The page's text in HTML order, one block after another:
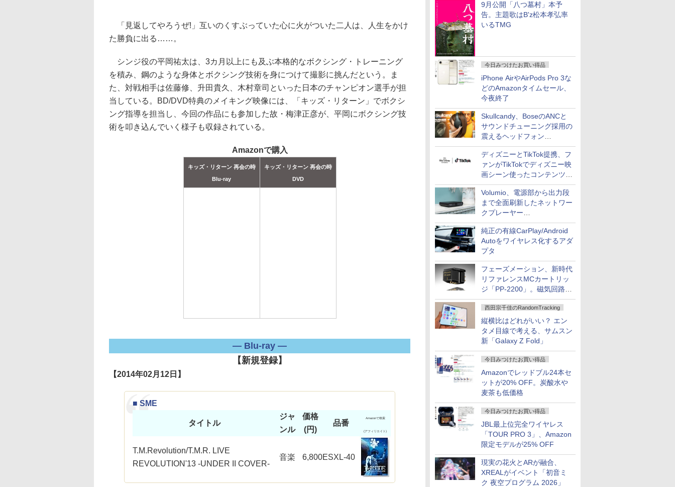
9月公開「八つ墓村」本予
告。主題歌はB'z松本孝弘率
いるTMG
今日みつけたお買い得品
iPhone AirやAirPods Pro 3な
どのAmazonタイムセール、
今夜終了
Skullcandy、BoseのANCと
サウンドチューニング採用の
震えるヘッドフォン
「Crusher 1080 ANC」
ディズニーとTikTok提携、フ
ァンがTikTokでディズニー映
画シーン使ったコンテンツ制
作、Disney+にも配信
Volumio、電源部から出力段
まで全面刷新したネットワー
クプレーヤー
「Primo（2026）」
純正の有線CarPlay/Android
Autoをワイヤレス化するアダ
プタ
フェーズメーション、新時代
リファレンスMCカートリッ
ジ「PP-2200」。磁気回路や
ハウジングを根本から見直し
西田宗千佳のRandomTracking
縦横比はどれがいい？ エン
タメ目線で考える、サムスン
新「Galaxy Z Fold」
今日みつけたお買い得品
Amazonでレッドブル24本セ
ットが20% OFF。炭酸水や
麦茶も低価格
今日みつけたお買い得品
JBL最上位完全ワイヤレス
「TOUR PRO 3」、Amazon
限定モデルが25% OFF
現実の花火とARが融合、
XREALがイベント「初音ミ
ク 夜空プログラム 2026」
「見返してやろうぜ!」互いのくすぶっていた心に火がついた二人は、人生をかけ
た勝負に出る……。
シンジ役の平岡祐太は、3カ月以上にも及ぶ本格的なボクシング・トレーニング
を積み、鋼のような身体とボクシング技術を身につけて撮影に挑んだという。ま
た、対戦相手は佐藤修、升田貴久、木村章司といった日本のチャンピオン選手が担
当している。BD/DVD特典のメイキング映像には、「キッズ・リターン」でボクシ
ング指導を担当し、今回の作品にも参加した故・梅津正彦が、平岡にボクシング技
術を叩き込んでいく様子も収録されている。
Amazonで購入
キッズ・リターン 再会の時
Blu-ray
キッズ・リターン 再会の時
DVD
― Blu-ray ―
【新規登録】
【2014年02月12日】
■ SME
タイトル
ジャ
ンル
価格
(円)
品番
Amazonで検索
(アフィリエイト)
T.M.Revolution/T.M.R. LIVE
REVOLUTION'13 -UNDER II COVER-
音楽 6,800ESXL-40